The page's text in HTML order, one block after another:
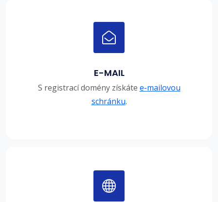
E-MAIL
S registrací domény získáte e-mailovou
schránku.